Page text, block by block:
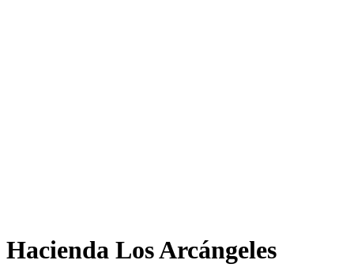
Hacienda Los Arcángeles